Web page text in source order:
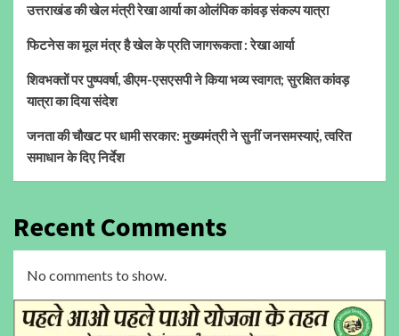
उत्तराखंड की खेल मंत्री रेखा आर्या का ओलंपिक कांवड़ संकल्प यात्रा
फिटनेस का मूल मंत्र है खेल के प्रति जागरूकता : रेखा आर्या
शिवभक्तों पर पुष्पवर्षा, डीएम-एसएसपी ने किया भव्य स्वागत; सुरक्षित कांवड़
यात्रा का दिया संदेश
जनता की चौखट पर धामी सरकार: मुख्यमंत्री ने सुनीं जनसमस्याएं, त्वरित
समाधान के दिए निर्देश
Recent Comments
No comments to show.